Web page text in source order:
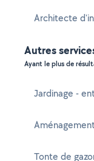
Architecte
Autres
Ayant le plus de
Jardinage -
Tonte de